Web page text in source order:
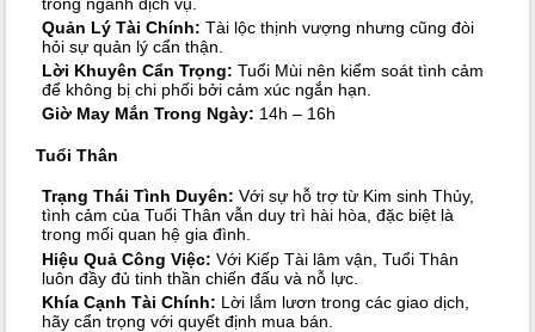
Quản Lý Tài Chính: Tài lộc thịnh vượng nhưng cũng đòi
hỏi sự quản lý cẩn thận.
Lời Khuyên Cẩn Trọng: Tuổi Mùi nên kiểm soát tình cảm
để không bị chi phối bởi cảm xúc ngắn hạn.
Giờ May Mắn Trong Ngày: 14h – 16h
Tuổi Thân
Trạng Thái Tình Duyên: Với sự hỗ trợ từ Kim sinh Thủy,
tình cảm của Tuổi Thân vẫn duy trì hài hòa, đặc biệt là
trong mối quan hệ gia đình.
Hiệu Quả Công Việc: Với Kiếp Tài lâm vận, Tuổi Thân
luôn đầy đủ tinh thần chiến đấu và nỗ lực.
Khía Cạnh Tài Chính: Lời lắm lươn trong các giao dịch,
hãy cẩn trọng với quyết định mua bán.